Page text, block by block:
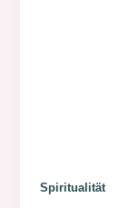
Spiritualität